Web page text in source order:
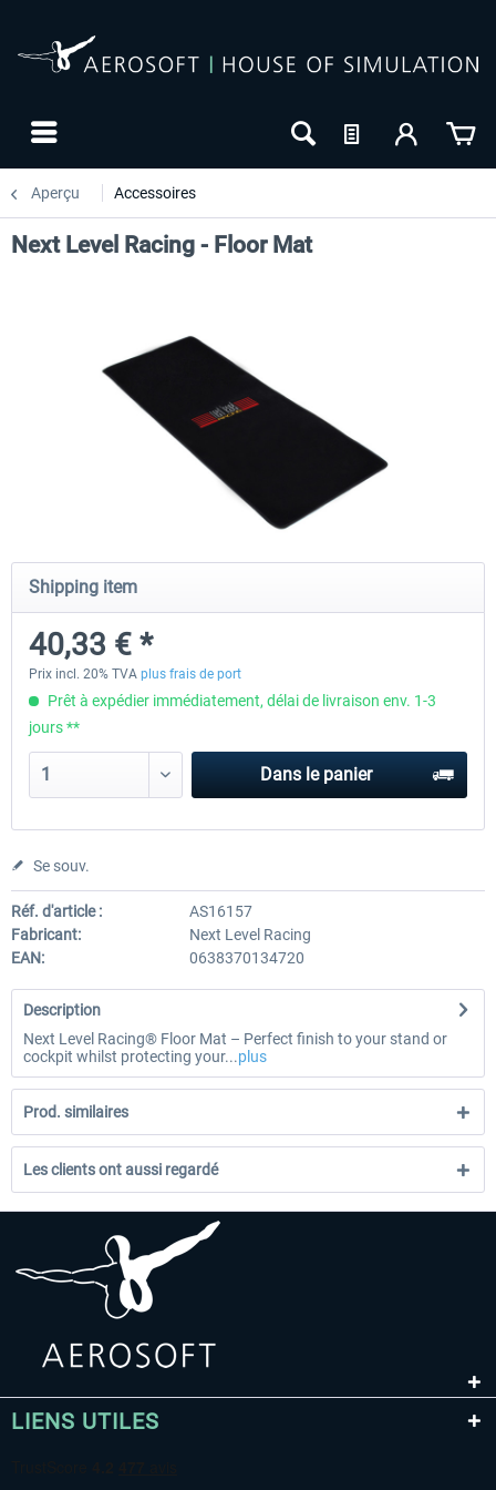
Aperçu Accessoires
Honeycomb - Flight Sim USB Hub
50,41 € *
Next Level Racing - Floor Mat
Shipping item
40,33 € *
Prix incl. 20% TVA plus frais de port
Prêt à expédier immédiatement, délai de livraison env. 1-3
jours **
Dans le panier
Se souv.
Réf. d'article :
AS16157
Fabricant:
Next Level Racing
EAN:
0638370134720
Description
Next Level Racing® Floor Mat – Perfect finish to your stand or
cockpit whilst protecting your...plus
Prod. similaires
Les clients ont aussi regardé
LIENS UTILES